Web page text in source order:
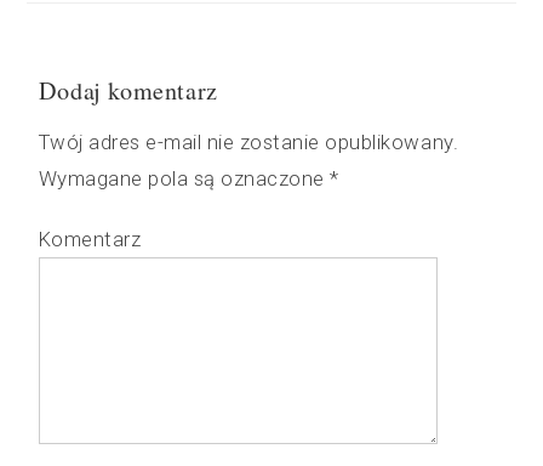
Dodaj komentarz
Twój adres e-mail nie zostanie opublikowany.
Wymagane pola są oznaczone*
Komentarz